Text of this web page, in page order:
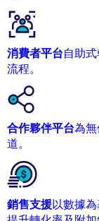
消費者平台自助
流程。
合作夥伴平台為
道。
銷售支援以數據